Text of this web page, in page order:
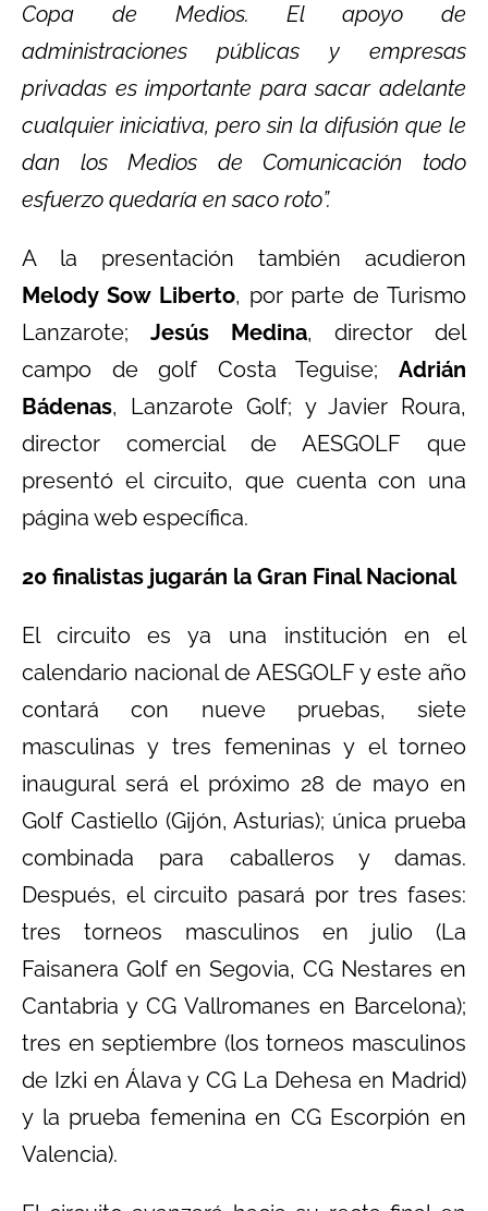
Copa de Medios. El apoyo de
administraciones públicas y empresas
privadas es importante para sacar adelante
cualquier iniciativa, pero sin la difusión que le
dan los Medios de Comunicación todo
esfuerzo quedaría en saco roto”.
A la presentación también acudieron
Melody Sow Liberto, por parte de Turismo
Lanzarote; Jesús Medina, director del
campo de golf Costa Teguise; Adrián
Bádenas, Lanzarote Golf; y Javier Roura,
director comercial de AESGOLF que
presentó el circuito, que cuenta con una
página web específica.
20 finalistas jugarán la Gran Final Nacional
El circuito es ya una institución en el
calendario nacional de AESGOLF y este año
contará con nueve pruebas, siete
masculinas y tres femeninas y el torneo
inaugural será el próximo 28 de mayo en
Golf Castiello (Gijón, Asturias); única prueba
combinada para caballeros y damas.
Después, el circuito pasará por tres fases:
tres torneos masculinos en julio (La
Faisanera Golf en Segovia, CG Nestares en
Cantabria y CG Vallromanes en Barcelona);
tres en septiembre (los torneos masculinos
de Izki en Álava y CG La Dehesa en Madrid)
y la prueba femenina en CG Escorpión en
Valencia).